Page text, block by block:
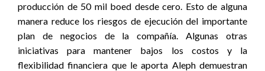
producción de 50 mil boed desde cero. Esto de alguna
manera reduce los riesgos de ejecución del importante
plan de negocios de la compañía. Algunas otras
iniciativas para mantener bajos los costos y la
flexibilidad financiera que le aporta Aleph demuestran